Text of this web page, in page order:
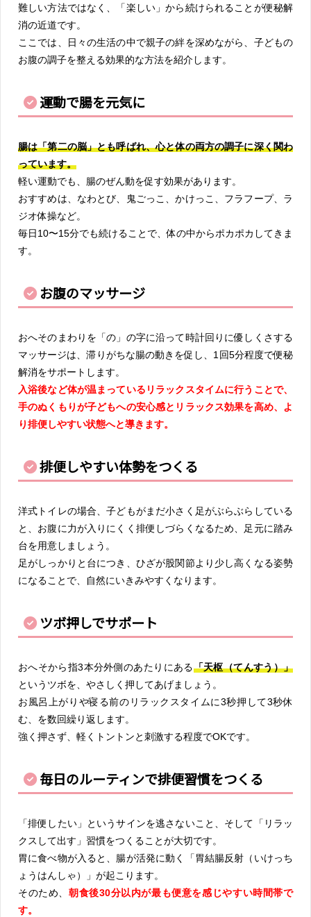
難しい方法ではなく、「楽しい」から続けられることが便秘解
消の近道です。
ここでは、日々の生活の中で親子の絆を深めながら、子どもの
お腹の調子を整える効果的な方法を紹介します。
運動で腸を元気に
腸は「第二の脳」とも呼ばれ、心と体の両方の調子に深く関わ
っています。
軽い運動でも、腸のぜん動を促す効果があります。
おすすめは、なわとび、鬼ごっこ、かけっこ、フラフープ、ラ
ジオ体操など。
毎日10〜15分でも続けることで、体の中からポカポカしてきま
す。
お腹のマッサージ
おへそのまわりを「の」の字に沿って時計回りに優しくさする
マッサージは、滞りがちな腸の動きを促し、1回5分程度で便秘
解消をサポートします。
入浴後など体が温まっているリラックスタイムに行うことで、
手のぬくもりが子どもへの安心感とリラックス効果を高め、よ
り排便しやすい状態へと導きます。
排便しやすい体勢をつくる
洋式トイレの場合、子どもがまだ小さく足がぶらぶらしている
と、お腹に力が入りにくく排便しづらくなるため、足元に踏み
台を用意しましょう。
足がしっかりと台につき、ひざが股関節より少し高くなる姿勢
になることで、自然にいきみやすくなります。
ツボ押しでサポート
おへそから指3本分外側のあたりにある「天枢（てんすう）」
というツボを、やさしく押してあげましょう。
お風呂上がりや寝る前のリラックスタイムに3秒押して3秒休
む、を数回繰り返します。
強く押さず、軽くトントンと刺激する程度でOKです。
毎日のルーティンで排便習慣をつくる
「排便したい」というサインを逃さないこと、そして「リラッ
クスして出す」習慣をつくることが大切です。
胃に食べ物が入ると、腸が活発に動く「胃結腸反射（いけっち
ょうはんしゃ）」が起こります。
そのため、朝食後30分以内が最も便意を感じやすい時間帯で
す。